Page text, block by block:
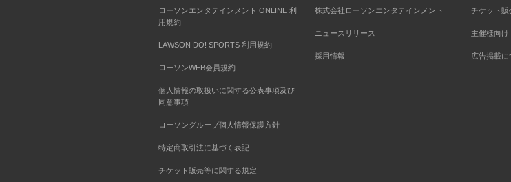
ローソンエンタテインメント ONLINE 利
用規約
LAWSON DO! SPORTS 利用規約
ローソンWEB会員規約
個人情報の取扱いに関する公表事項及び
同意事項
ローソングループ個人情報保護方針
特定商取引法に基づく表記
チケット販売等に関する規定
株式会社ローソンエンタテインメント
ニュースリリース
採用情報
チケット
主催様向
広告掲載に